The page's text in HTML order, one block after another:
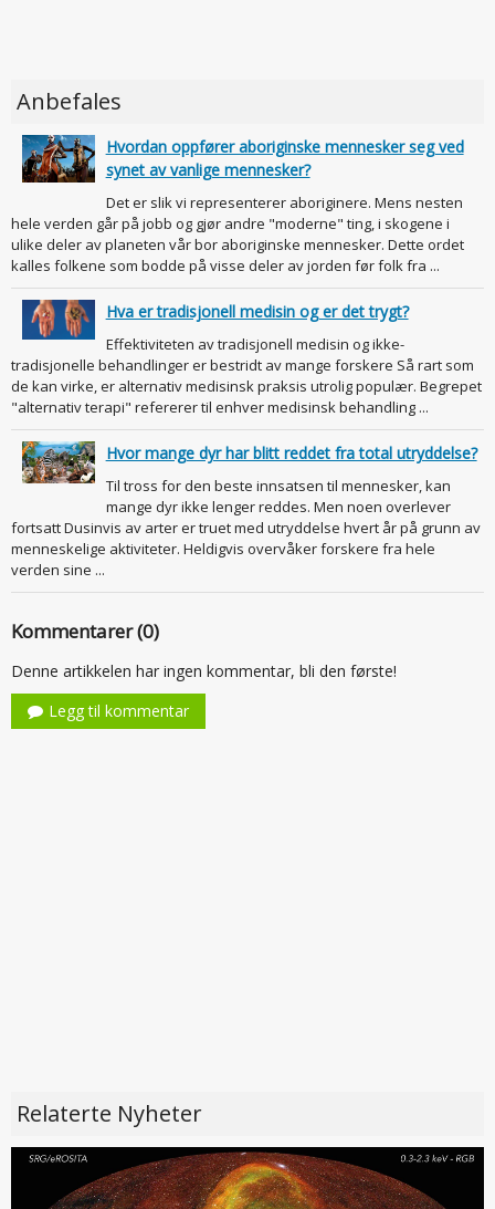
Anbefales
Hvordan oppfører aboriginske mennesker seg ved
synet av vanlige mennesker?
Det er slik vi representerer aboriginere. Mens nesten
hele verden går på jobb og gjør andre "moderne" ting, i skogene i
ulike deler av planeten vår bor aboriginske mennesker. Dette ordet
kalles folkene som bodde på visse deler av jorden før folk fra ...
Hva er tradisjonell medisin og er det trygt?
Effektiviteten av tradisjonell medisin og ikke-
tradisjonelle behandlinger er bestridt av mange forskere Så rart som
de kan virke, er alternativ medisinsk praksis utrolig populær. Begrepet
"alternativ terapi" refererer til enhver medisinsk behandling ...
Hvor mange dyr har blitt reddet fra total utryddelse?
Til tross for den beste innsatsen til mennesker, kan
mange dyr ikke lenger reddes. Men noen overlever
fortsatt Dusinvis av arter er truet med utryddelse hvert år på grunn av
menneskelige aktiviteter. Heldigvis overvåker forskere fra hele
verden sine ...
Kommentarer (0)
Denne artikkelen har ingen kommentar, bli den første!
Legg til kommentar
Relaterte Nyheter